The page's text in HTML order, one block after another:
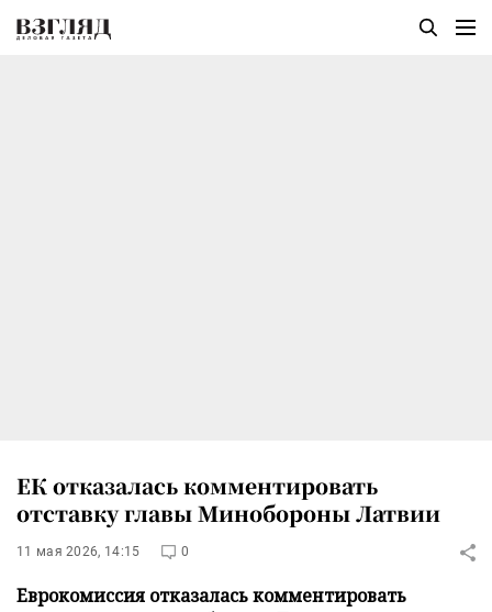
ЕК отказалась комментировать
отставку главы Минобороны Латвии
11 мая 2026, 14:15 0
Еврокомиссия отказалась комментировать